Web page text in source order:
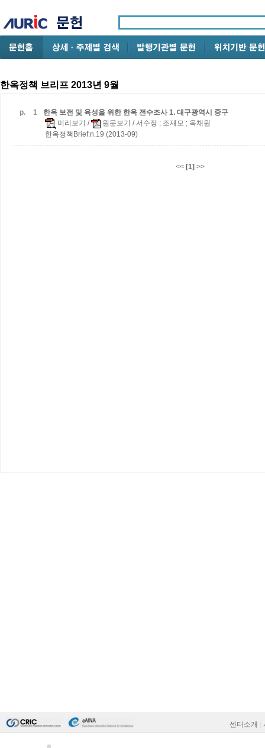
한옥정책 브리프 2013년 9월
p. 1 한옥 보전 및 육성을 위한 한옥 전수조사1. 대구광역시 중구
미리보기 / 원문보기 / 서수정 ; 조재모 ; 옥채원
한옥정책Brief:n.19 (2013-09)
<< [1] >>
센터소개